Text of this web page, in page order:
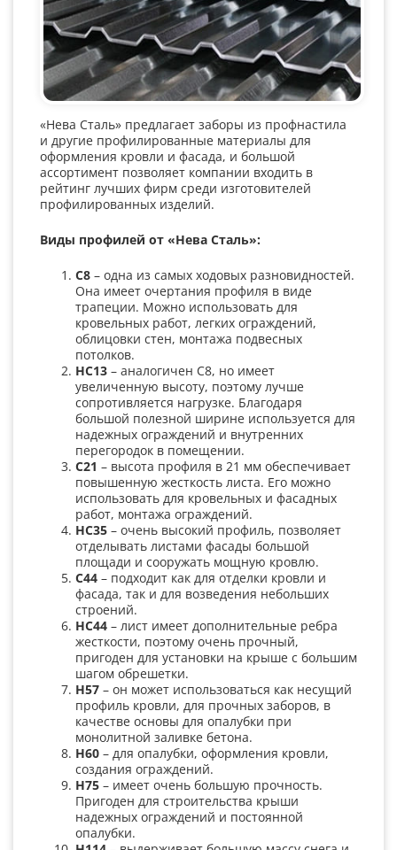
«Нева Сталь» предлагает заборы из профнастила
и другие профилированные материалы для
оформления кровли и фасада, и большой
ассортимент позволяет компании входить в
рейтинг лучших фирм среди изготовителей
профилированных изделий.
Виды профилей от «Нева Сталь»:
С8 – одна из самых ходовых разновидностей.
Она имеет очертания профиля в виде
трапеции. Можно использовать для
кровельных работ, легких ограждений,
облицовки стен, монтажа подвесных
потолков.
НС13 – аналогичен С8, но имеет
увеличенную высоту, поэтому лучше
сопротивляется нагрузке. Благодаря
большой полезной ширине используется для
надежных ограждений и внутренних
перегородок в помещении.
С21 – высота профиля в 21 мм обеспечивает
повышенную жесткость листа. Его можно
использовать для кровельных и фасадных
работ, монтажа ограждений.
НС35 – очень высокий профиль, позволяет
отделывать листами фасады большой
площади и сооружать мощную кровлю.
С44 – подходит как для отделки кровли и
фасада, так и для возведения небольших
строений.
НС44 – лист имеет дополнительные ребра
жесткости, поэтому очень прочный,
пригоден для установки на крыше с большим
шагом обрешетки.
Н57 – он может использоваться как несущий
профиль кровли, для прочных заборов, в
качестве основы для опалубки при
монолитной заливке бетона.
Н60 – для опалубки, оформления кровли,
создания ограждений.
Н75 – имеет очень большую прочность.
Пригоден для строительства крыши
надежных ограждений и постоянной
опалубки.